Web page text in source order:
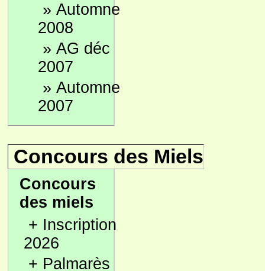
» Automne
2008
» AG déc
2007
» Automne
2007
Concours des Miels
Concours
des miels
+ Inscription
2026
+ Palmarès